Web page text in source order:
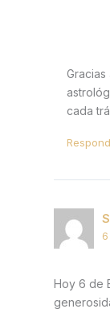
cada
Hoy 6 de